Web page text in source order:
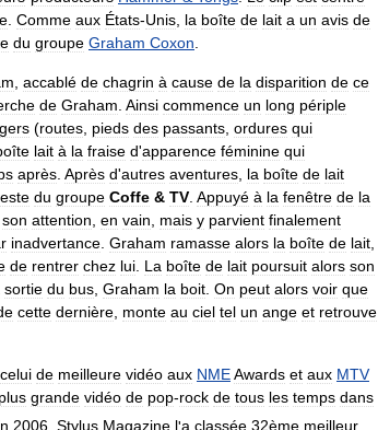
Comme aux États-Unis la boîte de lait a un avis de
du groupe Graham Coxon
accablé de chagrin à cause de la disparition de ce
de Graham Ainsi commence un long périple
(routes pieds des passants ordures qui
lait à la fraise d'apparence féminine qui
après Après d'autres aventures la boîte de lait
du groupe Coffe & TV Appuyé à la fenêtre de la
son attention en vain mais y parvient finalement
inadvertance Graham ramasse alors la boîte de lait
de rentrer chez lui La boîte de lait poursuit alors son
sortie du bus Graham la boit On peut alors voir que
cette dernière monte au ciel tel un ange et retrouve
celui de meilleure vidéo aux NMEAwards et aux MTV
plus grande vidéo de pop-rock de tous les temps dans
2006 Stylus Magazine l'a classée 32ème meilleur